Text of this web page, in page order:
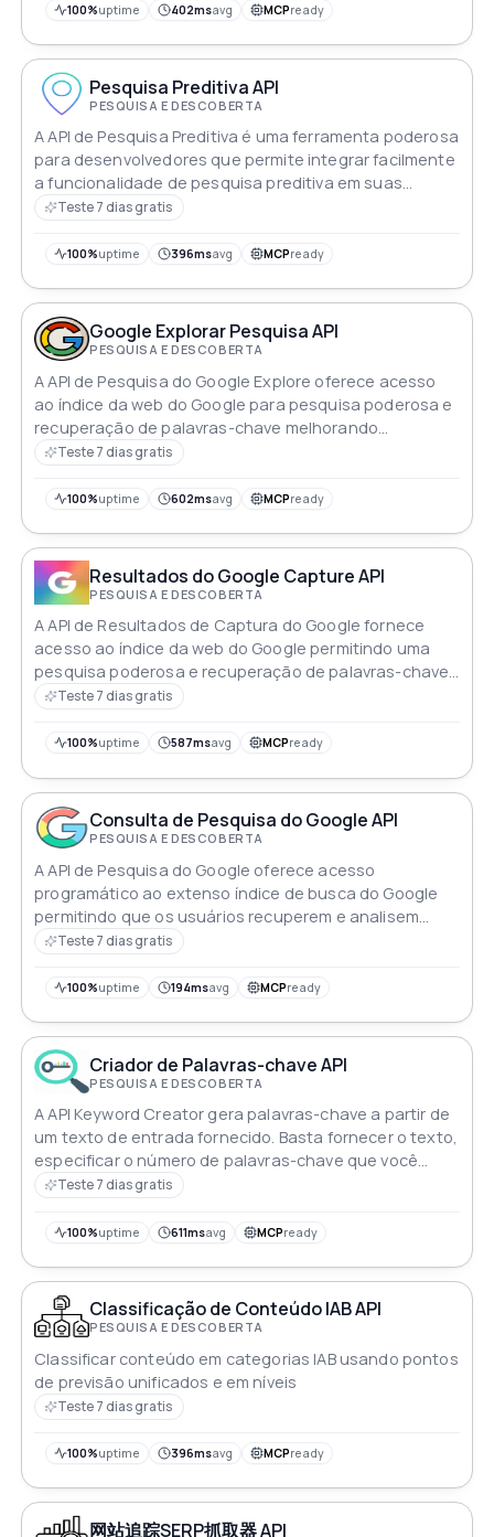
100%uptime 402msavg MCPready
Pesquisa Preditiva API
PESQUISA E DESCOBERTA
A API de Pesquisa Preditiva é uma ferramenta poderosa
para desenvolvedores que permite integrar facilmente
a funcionalidade de pesquisa preditiva em suas
aplicações
Teste 7 dias gratis
100%uptime 396msavg MCPready
Google Explorar Pesquisa API
PESQUISA E DESCOBERTA
A API de Pesquisa do Google Explore oferece acesso
ao índice da web do Google para pesquisa poderosa e
recuperação de palavras-chave melhorando
aplicativos e serviços
Teste 7 dias gratis
100%uptime 602msavg MCPready
Resultados do Google Capture API
PESQUISA E DESCOBERTA
A API de Resultados de Captura do Google fornece
acesso ao índice da web do Google permitindo uma
pesquisa poderosa e recuperação de palavras-chave
para melhorar aplicativos e serviços
Teste 7 dias gratis
100%uptime 587msavg MCPready
Consulta de Pesquisa do Google API
PESQUISA E DESCOBERTA
A API de Pesquisa do Google oferece acesso
programático ao extenso índice de busca do Google
permitindo que os usuários recuperem e analisem
resultados de busca de forma eficiente
Teste 7 dias gratis
100%uptime 194msavg MCPready
Criador de Palavras-chave API
PESQUISA E DESCOBERTA
A API Keyword Creator gera palavras-chave a partir de
um texto de entrada fornecido. Basta fornecer o texto,
especificar o número de palavras-chave que você
deseja e a API retornará uma lista de palavras-chave
Agilize seu processo de SEO com esta ferramenta
Teste 7 dias gratis
100%uptime 611msavg MCPready
Classificação de Conteúdo IAB API
PESQUISA E DESCOBERTA
Classificar conteúdo em categorias IAB usando pontos
de previsão unificados e em níveis
Teste 7 dias gratis
100%uptime 396msavg MCPready
网站追踪SERP抓取器 API